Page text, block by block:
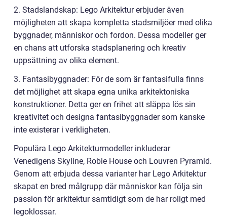
2. Stadslandskap: Lego Arkitektur erbjuder även
möjligheten att skapa kompletta stadsmiljöer med olika
byggnader, människor och fordon. Dessa modeller ger
en chans att utforska stadsplanering och kreativ
uppsättning av olika element.
3. Fantasibyggnader: För de som är fantasifulla finns
det möjlighet att skapa egna unika arkitektoniska
konstruktioner. Detta ger en frihet att släppa lös sin
kreativitet och designa fantasibyggnader som kanske
inte existerar i verkligheten.
Populära Lego Arkitekturmodeller inkluderar
Venedigens Skyline, Robie House och Louvren Pyramid.
Genom att erbjuda dessa varianter har Lego Arkitektur
skapat en bred målgrupp där människor kan följa sin
passion för arkitektur samtidigt som de har roligt med
legoklossar.